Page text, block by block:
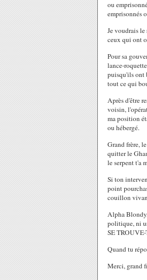
ou
emprisonnés
Je voudrais
ceux qui ont
Pour sa
lance-
puisqu'ils ont
tout ce qui
Après d'être
voisin,
ma position
ou hébergé.
Grand frère,
quitter le
le serpent t'a
Si ton
point
couillon
Alpha
politique, ni
SE
Quand tu
Merci, grand